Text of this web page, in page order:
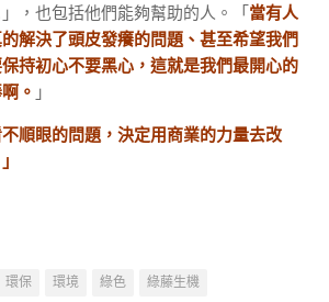
，也包括他們能夠幫助的人。「 當有人
解決了頭皮發癢的問題、甚至希望我們
持初心不要黑心，這就是我們最開心的
。 」
不順眼的問題，決定用商業的力量去改
環保 環境 綠色 綠藤生機